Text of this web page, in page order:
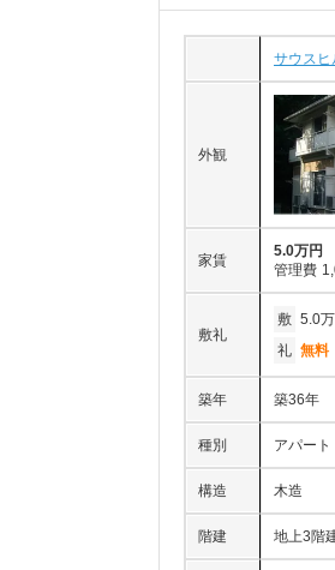
サウス
外観
家賃
5.0万円
管理費
敷礼
敷 5.0
礼 無料
築年 築36年
種別 アパート
構造 木造
階建 地上3階